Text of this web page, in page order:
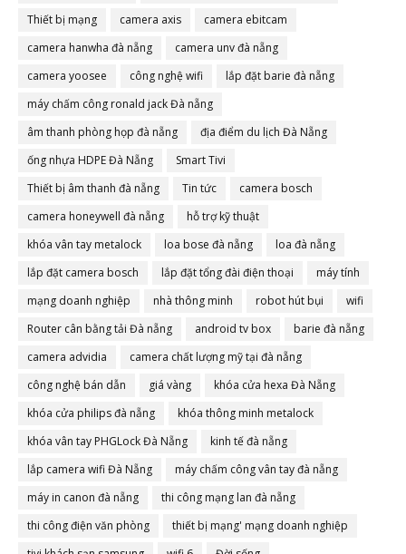
Thiết bị mạng
camera axis
camera ebitcam
camera hanwha đà nẵng
camera unv đà nẵng
camera yoosee
công nghệ wifi
lắp đặt barie đà nẵng
máy chấm công ronald jack Đà nẵng
âm thanh phòng họp đà nẵng
địa điểm du lịch Đà Nẵng
ống nhựa HDPE Đà Nẵng
Smart Tivi
Thiết bị âm thanh đà nẵng
Tin tức
camera bosch
camera honeywell đà nẵng
hỗ trợ kỹ thuật
khóa vân tay metalock
loa bose đà nẵng
loa đà nẵng
lắp đặt camera bosch
lắp đặt tổng đài điện thoại
máy tính
mạng doanh nghiệp
nhà thông minh robot hút bụi
wifi
Router cân bằng tải Đà nẵng
android tv box
barie đà nẵng
camera advidia
camera chất lượng mỹ tại đà nẵng
công nghệ bán dẫn
giá vàng
khóa cửa hexa Đà Nẵng
khóa cửa philips đà nẵng
khóa thông minh metalock
khóa vân tay PHGLock Đà Nẵng
kinh tế đà nẵng
lắp camera wifi Đà Nẵng
máy chấm công vân tay đà nẵng
máy in canon đà nẵng
thi công mạng lan đà nẵng
thi công điện văn phòng
thiết bị mạng' mạng doanh nghiệp